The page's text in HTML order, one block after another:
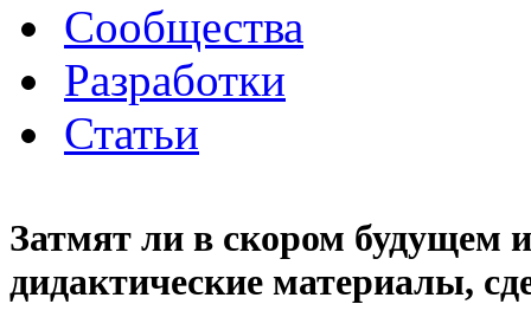
Сообщества
Разработки
Статьи
Затмят ли в скором будущем
дидактические материалы,